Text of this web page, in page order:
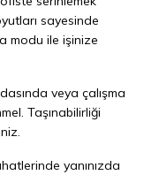
sayesinde
modu ile işinize
veya çalışma
Taşınabilirliği
yanınızda